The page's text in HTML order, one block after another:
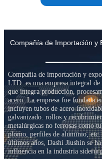
Compañía de Importación y
Compañía de importación y
LTD. es una empresa integral
que integra producción,
acero. La empresa fue fundada
incluyen tubos de acero
galvanizado. rollos y
metalúrgicas no ferrosas como
plomo, perfiles de aluminio, etc.
últimos años, Dashi Jiushin se
influencia en la industria